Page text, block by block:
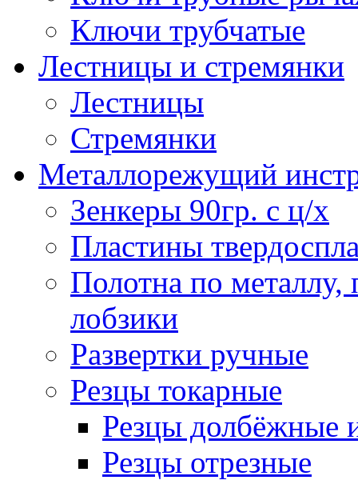
Ключи трубчатые
Лестницы и стремянки
Лестницы
Стремянки
Металлорежущий
Зенкеры 90гр. с ц/х
Пластины
Полотна по
лобзики
Развертки ручные
Резцы токарные
Резцы долбёжные
Резцы отрезные